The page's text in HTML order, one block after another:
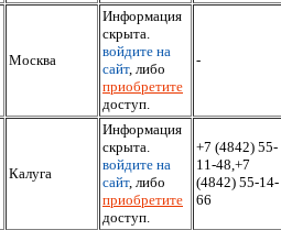
Москва
Информация
скрыта.
войдите на
сайт, либо
приобретите
доступ.
-
Калуга
Информация
скрыта.
войдите на
сайт, либо
приобретите
доступ.
+7 (4842) 55-
11-48,+7
(4842) 55-14-
66